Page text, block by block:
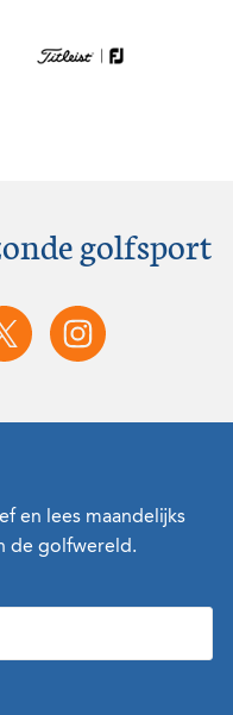
golfsport
en lees maandelijks
de golfwereld.